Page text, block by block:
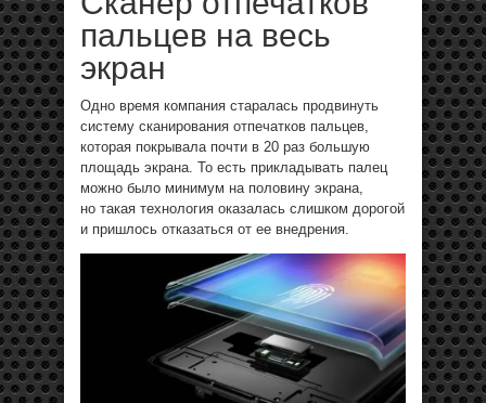
пальцев на весь
экран
Одно время компания старалась продвинуть
систему сканирования отпечатков пальцев,
которая покрывала почти в 20 раз большую
площадь экрана. То есть прикладывать палец
можно было минимум на половину экрана,
но такая технология оказалась слишком дорогой
и пришлось отказаться от ее внедрения.